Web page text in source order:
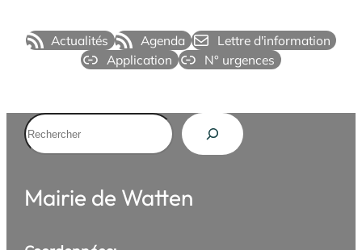
Actualités Agenda
Lettre d'information
Application
N° urgences
Rechercher
Mairie de Watten